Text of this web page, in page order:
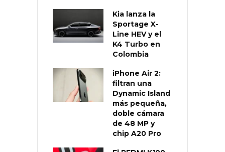
Kia lanza la
Sportage X-
Line HEV y el
K4 Turbo en
Colombia
iPhone Air 2:
filtran una
Dynamic Island
más pequeña,
doble cámara
de 48 MP y
chip A20 Pro